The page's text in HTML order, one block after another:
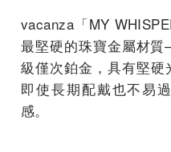
vacanza「MY
最堅硬的珠寶金屬材
級僅次鉑金，具有堅硬
即使長期配戴也不易
感。